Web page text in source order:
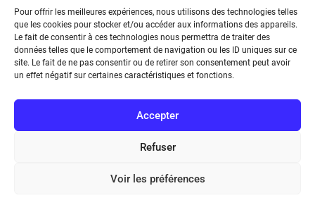
Pour offrir les meilleures expériences, nous utilisons des technologies telles
que les cookies pour stocker et/ou accéder aux informations des appareils.
Le fait de consentir à ces technologies nous permettra de traiter des
données telles que le comportement de navigation ou les ID uniques sur ce
site. Le fait de ne pas consentir ou de retirer son consentement peut avoir
un effet négatif sur certaines caractéristiques et fonctions.
Accepter
Refuser
Voir les préférences
Bicentenaire des découvertes d’André-
Conditions Générales de Vente
Téléphone : (+33) 1 56 90 37 17
N° de SIREN : 785 393 232, Code APE : 9412Z TVA intra-
communautaire : FR44 785 393 232